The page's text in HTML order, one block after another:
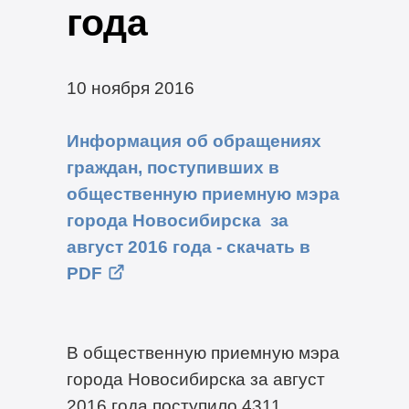
года
10 ноября 2016
Информация об обращениях
граждан, поступивших в
общественную приемную мэра
города Новосибирска за
август 2016 года - скачать в
PDF
В общественную приемную мэра
города Новосибирска за август